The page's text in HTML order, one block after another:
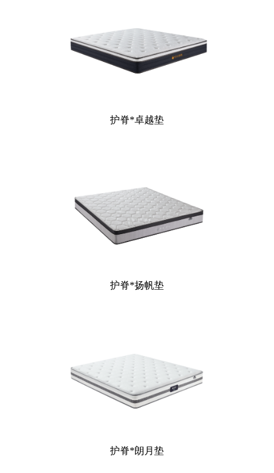
护脊*卓越垫
护脊*扬帆垫
护脊*朗月垫